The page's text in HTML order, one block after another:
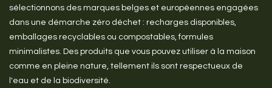
sélectionnons des marques belges et européennes engagées
dans une démarche zéro déchet : recharges disponibles,
emballages recyclables ou compostables, formules
minimalistes. Des produits que vous pouvez utiliser à la maison
comme en pleine nature, tellement ils sont respectueux de
l'eau et de la biodiversité.